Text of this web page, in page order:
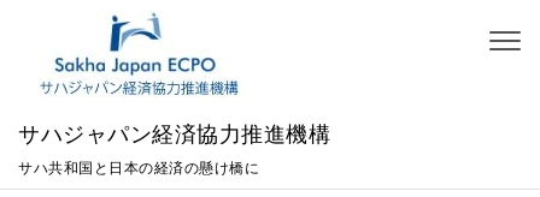
Skip to content
サハジャパン経済協力推進機構
サハ共和国と日本の経済の懸け橋に